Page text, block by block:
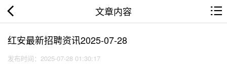
文章内容
红安最新招聘资讯2025-07-28
发布时间：2025-07-28 01:30:17